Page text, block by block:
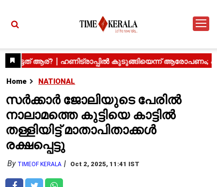
Home NATIONAL
സർക്കാർ ജോലിയുടെ പേരിൽ
നാലാമത്തെ കുട്ടിയെ കാട്ടിൽ
തള്ളിയിട്ട് മാതാപിതാക്കൾ
രക്ഷപ്പെട്ടു
By TIMEOF KERALA Oct 2, 2025, 11:41 IST